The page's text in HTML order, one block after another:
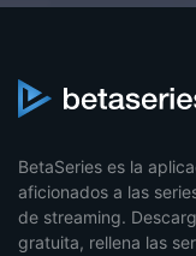
BetaSeries es la
aficionados a las
de streaming.
gratuita, rellena las